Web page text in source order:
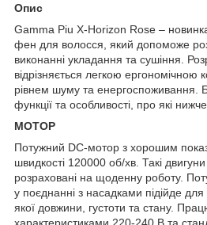
Опис
Gamma Piu X-Horizon Rose –
фен для волосся, який допоможе
виконанні укладання та сушіння.
відрізняється легкою ергономічною
рівнем шуму та енергоспоживання.
функції та особливості, про які
МОТОР
Потужний DC-мотор з хорошим
швидкості 120000 об/хв. Такі
розраховані на щоденну роботу.
у поєднанні з насадками підійде
якої довжини, густоти та стану.
характеристиками 220-240 В та